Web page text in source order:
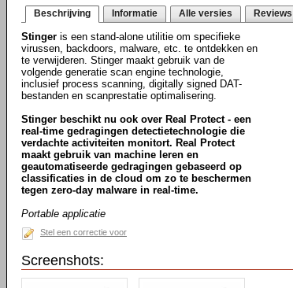
Beschrijving Informatie Alle versies Reviews
Stinger is een stand-alone utilitie om specifieke
virussen, backdoors, malware, etc. te ontdekken en
te verwijderen. Stinger maakt gebruik van de
volgende generatie scan engine technologie,
inclusief process scanning, digitally signed DAT-
bestanden en scanprestatie optimalisering.
Stinger beschikt nu ook over Real Protect - een
real-time gedragingen detectietechnologie die
verdachte activiteiten monitort. Real Protect
maakt gebruik van machine leren en
geautomatiseerde gedragingen gebaseerd op
classificaties in de cloud om zo te beschermen
tegen zero-day malware in real-time.
Portable applicatie
Stel een correctie voor
Screenshots: